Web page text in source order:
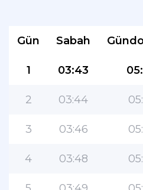
Gün Sabah
1 03:43
2 03:44
3 03:46
4 03:48
Müslümanlar için
uygulama!
Kullanımı kolay
tarzı İslami uygulaması